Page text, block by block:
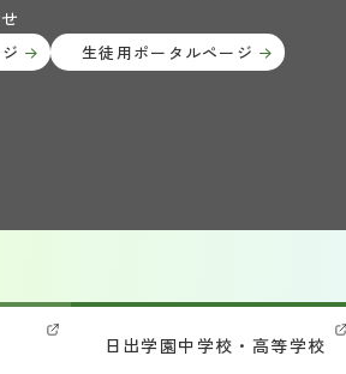
生徒用ポータルページ
日出学園中学校・高等学校